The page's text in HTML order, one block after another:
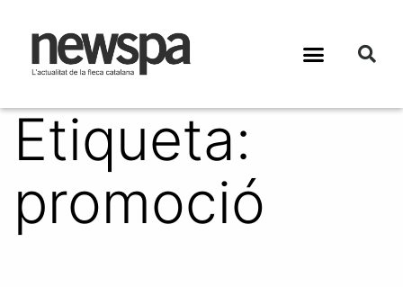
Etiqueta:
promoció